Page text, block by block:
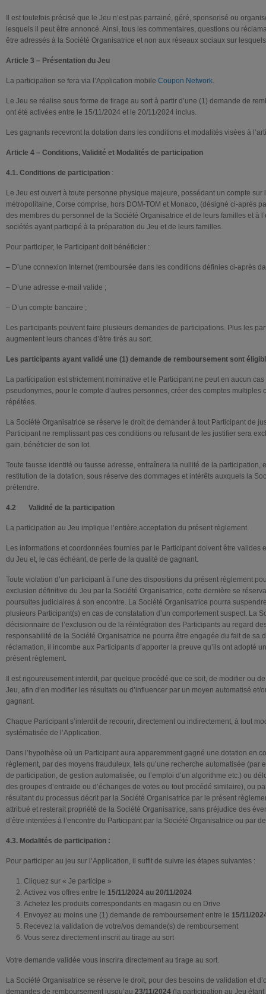
Il est toutefois précisé que le Jeu n’est pas parrainé, géré, sponsorisé ou
lesquels il peut être annoncé. Ainsi, tous les commentaires, questions ou
être adressés à la Société Organisatrice et non aux réseaux sociaux sur
Article 3 – Présentation du Jeu
La participation se fera via l’Application mobile Coupon Network
Le Jeu se réalise sous forme de tirage au sort à partir d’une (1) demande de
ont été activées entre le 15/11/2024 et le 20/11/2024 inclus.
Les gagnants recevront la dotation dans les conditions et modalités visées à
Article 4 – Conditions, Validité et Modalités de participation
4.1. Conditions de participation :
Le Jeu est ouvert à toute personne physique majeure, possédant un compte sur
métropolitaine, Corse comprise, hors DOM-TOM et Monaco, (désigné ci-après
des membres du personnel de la Société Organisatrice et de leurs familles et à
sociétés ayant participé à la préparation du Jeu et de leurs familles.
Pour participer, le Participant doit bénéficier :
– D’une connexion Internet (remboursée dans les conditions définies ci-après
– D’une adresse e-mail valide ;
– D’un compte bancaire ;
Les participants peuvent faire plusieurs demandes de participations. Plus les
augmentent leurs chances d’être tirés au sort.
Les participants ayant validé une (1) demande de remboursement sont
La participation est strictement nominative et le Participant ne peut en aucun
pseudonymes, pour le compte d’autres personnes, créer des comptes
répétées.
La Société Organisatrice se réserve le droit de demander à tout Participant de
Participant ne remplissant pas ces conditions ou refusant de les justifier sera
gain, bénéficier de son lot.
Toute fausse identité ou fausse adresse, entraînera la nullité de la participation,
restitution de la dotation, sous réserve des dommages et intérêts auxquels la
prétendre.
4.2 Validité de la participation
La participation au Jeu implique l’entière acceptation du présent règlement.
Les informations et coordonnées fournies par le Participant doivent être valides
du Jeu et, le cas échéant, de perte de la qualité de gagnant.
Toute violation d’un participant à l’une des dispositions du présent règlement
exclusion définitive du Jeu par la Société Organisatrice, cette dernière se
poursuites judiciaires à son encontre. La Société Organisatrice pourra
plusieurs Participant(s) en cas de constatation d’un comportement suspect. La
décisionnaire de l’exclusion ou de la réintégration des Participants au regard
responsabilité de la Société Organisatrice ne pourra être engagée du fait de sa
réclamation, il incombe aux Participants d’apporter la preuve qu’ils ont adopté
présent règlement.
Il est rigoureusement interdit, par quelque procédé que ce soit, de modifier ou
Jeu, afin d’en modifier les résultats ou d’influencer par un moyen automatisé et/
gagnant.
Chaque Participant s’interdit de recourir, directement ou indirectement, à tout
systématisée de l’Application.
Dans l’hypothèse où un Participant aura apparemment gagné une dotation en
règlement, par des moyens frauduleux, tels qu’une recherche automatisée (par
de participation, de gestion automatisée, ou l’emploi d’un algorithme etc.) ou
des groupes d’entraide ou d’échanges de votes ou tout procédé similaire), ou
résultant du processus décrit par la Société Organisatrice par le présent
attribué et resterait propriété de la Société Organisatrice, sans préjudice des
d’être intentées à l’encontre du Participant par la Société Organisatrice ou par
4.3. Modalités de participation :
Pour participer au jeu sur l’Application, il suffit de suivre les étapes suivantes :
Cliquez sur « Je participe »
Activez vos offres entre le 15/11/2024 au 20/11/2024
Achetez les produits correspondants en magasin ou en Drive
Envoyez au moins une (1) demande de remboursement entre le 15/11/
Recevez la validation de votre/vos demande(s) de remboursement
Vous serez directement inscrit au tirage au sort
Votre demande validée vous inscrira directement au tirage au sort.
La Société Organisatrice se réserve le droit, pour des besoins de validation et
demandes de remboursement jusqu’au 23/11/2024 (la participation au Jeu